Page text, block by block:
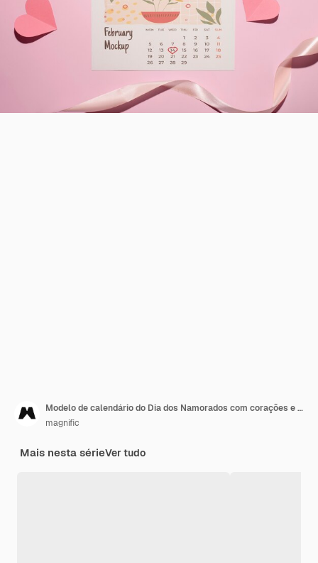
Modelo de calendário do Dia dos Namorados com corações e fita
magnific
Mais nesta sérieVer tudo